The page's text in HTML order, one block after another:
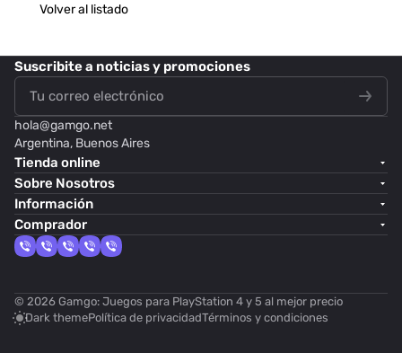
Volver al listado
Suscribitea noticias y promociones
hola@gamgo.net
Argentina, Buenos Aires
Tienda online
Sobre Nosotros
Información
Comprador
© 2026 Gamgo: Juegos para PlayStation 4 y 5 al mejor precio
Dark themePolítica de privacidadTérminos y condiciones